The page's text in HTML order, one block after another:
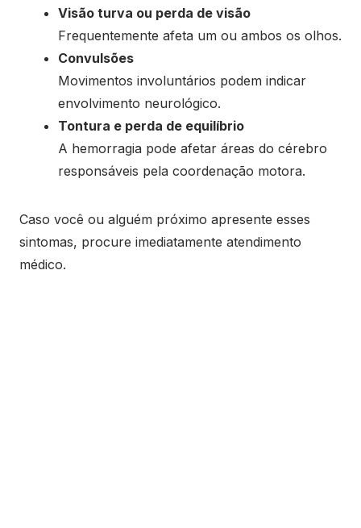
Visão turva ou perda de visão
Frequentemente afeta um ou ambos os olhos.
Convulsões
Movimentos involuntários podem indicar
envolvimento neurológico.
Tontura e perda de equilíbrio
A hemorragia pode afetar áreas do cérebro
responsáveis pela coordenação motora.
Caso você ou alguém próximo apresente esses
sintomas, procure imediatamente atendimento
médico.